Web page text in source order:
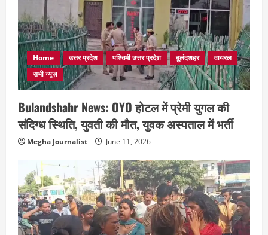
Home उत्तर प्रदेश पश्चिमी उत्तर प्रदेश बुलंदशहर
वायरल
सभी न्यूज़
Bulandshahr News: OYO होटल में प्रेमी युगल की
संदिग्ध स्थिति, युवती की मौत, युवक अस्पताल में भर्ती
Megha Journalist June 11, 2026